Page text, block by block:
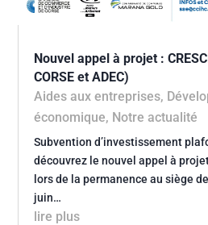
Nouvel appel à projet :
CORSE et ADEC)
Aides aux entreprises,
économique, Notre actualité
Subvention d’investissement
découvrez le nouvel appel à projet
lors de la permanence au siège
juin…
lire plus